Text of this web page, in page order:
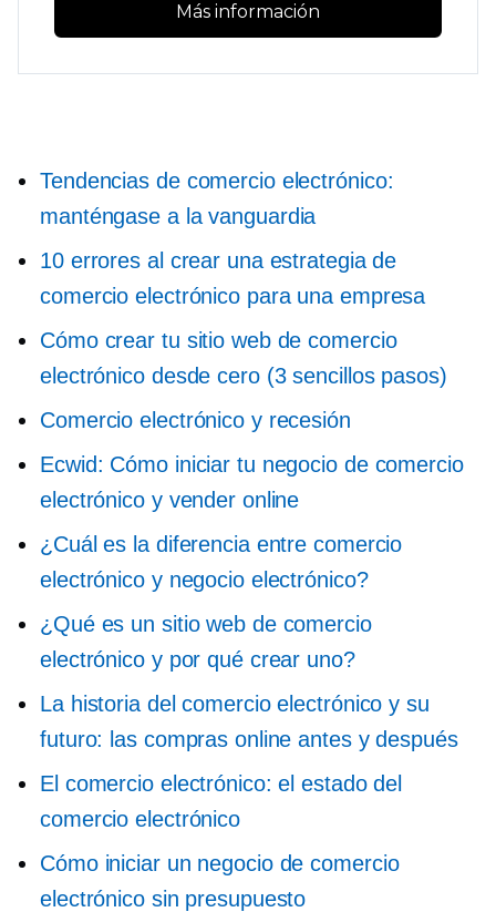
Más información
Tendencias de comercio electrónico:
manténgase a la vanguardia
10 errores al crear una estrategia de
comercio electrónico para una empresa
Cómo crear tu sitio web de comercio
electrónico desde cero (3 sencillos pasos)
Comercio electrónico y recesión
Ecwid: Cómo iniciar tu negocio de comercio
electrónico y vender online
¿Cuál es la diferencia entre comercio
electrónico y negocio electrónico?
¿Qué es un sitio web de comercio
electrónico y por qué crear uno?
La historia del comercio electrónico y su
futuro: las compras online antes y después
El comercio electrónico: el estado del
comercio electrónico
Cómo iniciar un negocio de comercio
electrónico sin presupuesto